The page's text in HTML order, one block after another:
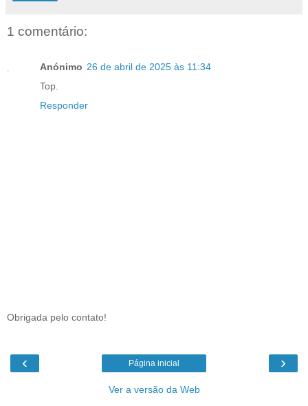
1 comentário:
Anónimo 26 de abril de 2025 às 11:34
Top.
Responder
Obrigada pelo contato!
‹ ›
Página inicial
Ver a versão da Web